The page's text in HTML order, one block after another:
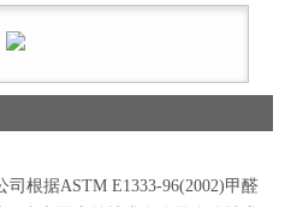
司根据ASTM E1333-96(2002)甲醛